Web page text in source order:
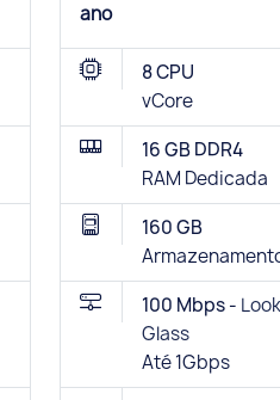
ano
8 CPU
vCore
16 GB DDR4
RAM Dedicada
160 GB
100 Mbps -
Glass
Até 1Gbps